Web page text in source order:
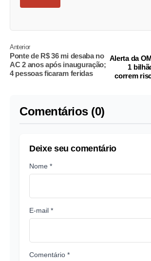
Anterior
Ponte de R$ 36 mi desaba no
AC 2 anos após inauguração;
4 pessoas ficaram feridas
Alerta da
1
correm
Comentários (0)
Deixe seu comentário
Nome *
E-mail *
Comentário *